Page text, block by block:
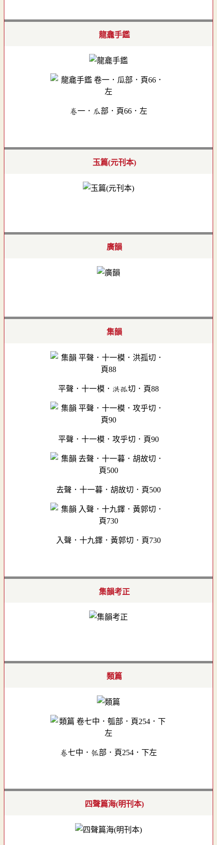
龍龕手鑑
卷一．瓜部．頁66．左
玉篇(元刊本)
廣韻
集韻
平聲．十一模．洪孤切．頁88
平聲．十一模．攻乎切．頁90
去聲．十一暮．胡故切．頁500
入聲．十九鐸．黃郭切．頁730
集韻考正
類篇
卷七中．瓠部．頁254．下左
四聲篇海(明刊本)